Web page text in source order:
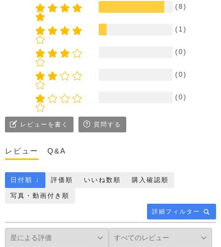
(8)
(1)
(0)
(0)
(0)
レビューを書く 質問する
レビュー Q&A
詳細フィルター
日付順 ↓ 評価順 いいね数順 購入確認順
写真・動画付き順